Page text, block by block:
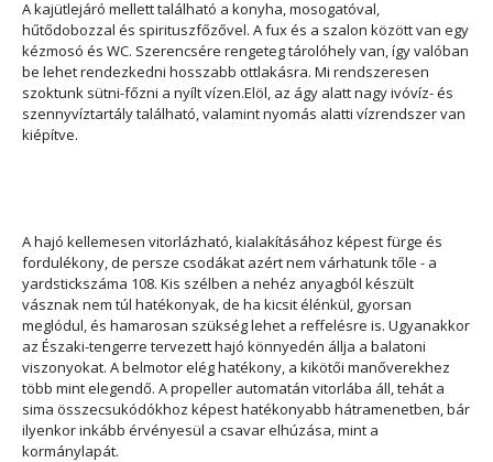
A kajütlejáró mellett található a konyha, mosogatóval,
hűtődobozzal és spirituszfőzővel. A fux és a szalon között van egy
kézmosó és WC. Szerencsére rengeteg tárolóhely van, így valóban
be lehet rendezkedni hosszabb ottlakásra. Mi rendszeresen
szoktunk sütni-főzni a nyílt vízen.Elöl, az ágy alatt nagy ivóvíz- és
szennyvíztartály található, valamint nyomás alatti vízrendszer van
kiépítve.
A hajó kellemesen vitorlázható, kialakításához képest fürge és
fordulékony, de persze csodákat azért nem várhatunk tőle - a
yardstickszáma 108. Kis szélben a nehéz anyagból készült
vásznak nem túl hatékonyak, de ha kicsit élénkül, gyorsan
meglódul, és hamarosan szükség lehet a reffelésre is. Ugyanakkor
az Északi-tengerre tervezett hajó könnyedén állja a balatoni
viszonyokat. A belmotor elég hatékony, a kikötői manőverekhez
több mint elegendő. A propeller automatán vitorlába áll, tehát a
sima összecsukódókhoz képest hatékonyabb hátramenetben, bár
ilyenkor inkább érvényesül a csavar elhúzása, mint a
kormánylapát.